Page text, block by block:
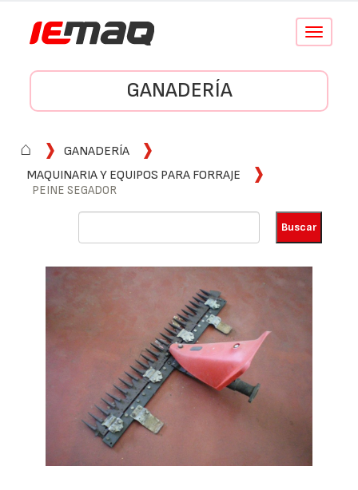
Conmutar
GANADERÍA
⌂
GANADERÍA
MAQUINARIA Y EQUIPOS PARA FORRAJE
PEINE SEGADOR